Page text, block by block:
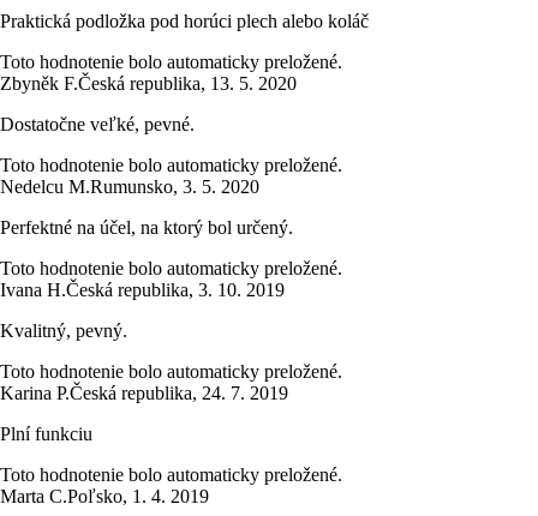
Praktická podložka pod horúci plech alebo koláč
Toto hodnotenie bolo automaticky preložené.
Zbyněk F.Česká republika, 13. 5. 2020
Dostatočne veľké, pevné.
Toto hodnotenie bolo automaticky preložené.
Nedelcu M.Rumunsko, 3. 5. 2020
Perfektné na účel, na ktorý bol určený.
Toto hodnotenie bolo automaticky preložené.
Ivana H.Česká republika, 3. 10. 2019
Kvalitný, pevný.
Toto hodnotenie bolo automaticky preložené.
Karina P.Česká republika, 24. 7. 2019
Plní funkciu
Toto hodnotenie bolo automaticky preložené.
Marta C.Poľsko, 1. 4. 2019